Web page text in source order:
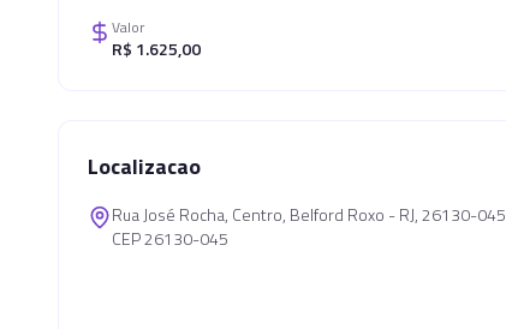
Valor
R$ 1.625,00
Localizacao
Rua José Rocha, Centro, Belford Roxo - RJ, 26130-045
CEP 26130-045